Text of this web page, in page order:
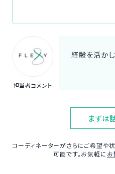
担当者コメント
経験を活かし
まずは
コーディネーターがさらにご希望や
可能です。お気軽に